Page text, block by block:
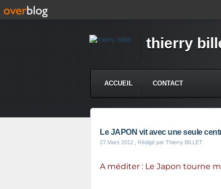
thierry
ACCUEIL CONTACT
Le JAPON vit avec une seule
27 Mars 2012 , Rédigé par Thierry BILLET
A méditer : Le Japon tourne